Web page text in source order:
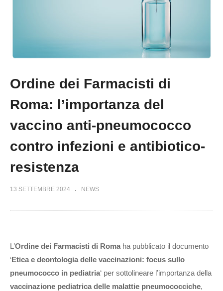
Ordine dei Farmacisti di
Roma: l’importanza del
vaccino anti-pneumococco
contro infezioni e antibiotico-
resistenza
13 SETTEMBRE 2024 NEWS
L’Ordine dei Farmacisti di Roma ha pubblicato il documento
‘Etica e deontologia delle vaccinazioni: focus sullo
pneumococco in pediatria‘ per sottolineare l’importanza della
vaccinazione pediatrica delle malattie pneumococciche,